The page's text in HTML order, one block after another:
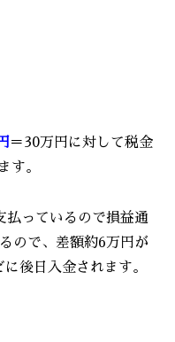
＝30万円に対して税金
す。
払っているので損益通
ので、差額約6万円が
後日入金されます。